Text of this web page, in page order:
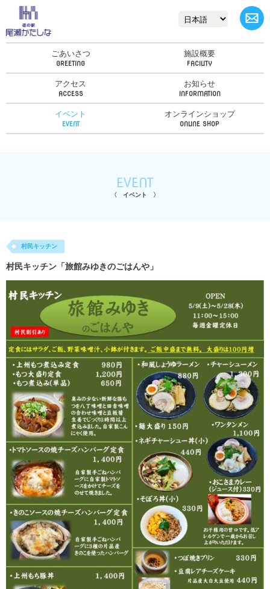
ごあいさつ 施設概要
アクセス お知らせ
イベント オンラインショップ
EVENT
イベント
村民キッチン
村民キッチン「旅館みゆきのごはんや」